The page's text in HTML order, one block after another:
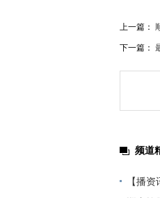
上一篇：
下一篇：
频道
【播